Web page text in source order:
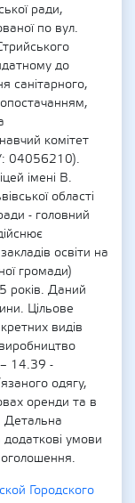
ради,
по вул.
до
санітарного,
комітет
04056210).
імені В.
області
- головний
освіти на
громади)
років. Даний
Цільове
видів
14.39 -
одягу,
оренди та в
Детальна
умови
Городского